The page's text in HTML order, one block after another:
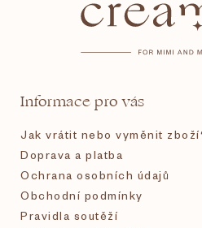
Informace pro vás
Jak vrátit nebo vyměnit
Doprava a platba
Ochrana osobních údajů
Obchodní podmínky
Pravidla soutěží